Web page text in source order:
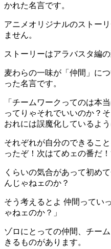
かれた名言です。
アニメオリジナルのストー
ません。
ストーリーはアラバスタ編の
麦わらの一味が「仲間」に
った名言です。
「チームワークってのは本
ってりゃそれでいいのか？
おれには誤魔化しているよ
それぞれが自分のできるこ
ったぞ！次はてめェの番だ
くらいの気合があって初め
んじゃねェのか？
そう考えるとよ 仲間ってい
ゃねェのか？」
ゾロにとっての仲間、チー
きるものがあります。